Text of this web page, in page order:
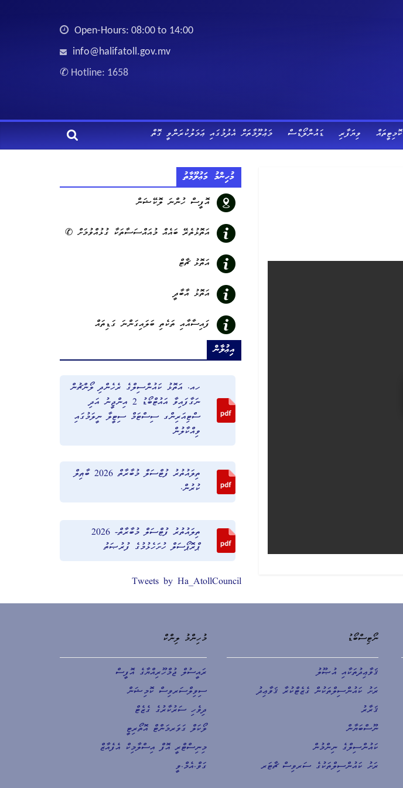
Open-Hours: 08:00 to 14:00
info@halifatoll.gov.mv
✆ Hotline: 1658
ކޮމިޓީތައް ވިޔަފާރި ޑައުންލޯޑްސް މަޢުލޫމާތަށް އެދުމުގައި ޢަމަލުކުރަންވީ ގޮތް
މުހިންމު މަޢުލޫމާތު
އޮފީސް ހުންނަ ލޮކޭޝަން
އަތޮޅުތެރޭ ބައެއް މުއައްސަސާތަކާ ގުޅުއްވުމަށް ✆
އަތޮޅު ޗާޓް
އަތޮޅު އާބާދީ
ފައިސާއާއި ތަކެތި ބަލައިގަންނަ ގަޑިތައް
އިޢުލާން
ހއ. އަތޮޅު ކައުންސިލްގެ ރެހެންދި ލޯންޗުން
ނަގާފައިވާ އައުޓްބޯޑު 2 އިންޖީނު އަދި
ސްޓިއަރިންގ ސިސްޓަމް ސިޓީލާ ނީލަމުގައި
ވިއްކާލުން
ތިލައުތުރު ފުޓްސަލް މުބާރާތް 2026 ބާޠިލް
ކުރުން.
ތިލައުތުރު ފުޓްސަލް މުބާރާތް- 2026
ޕްރޮޕޯސަލް ހުށަހެޅުމުގެ ފުރުޞަތު
Tweets by Ha_AtollCouncil
މުހިންމު ލިންކް
ރައީސުލް ޖުމްހޫރިއްޔާގެ އޮފީސް
ސިވިލްސަރވިސް ކޮމިޝަން
ދިވެހި ސަރުކާރުގެ ގެޒެޓް
ލޯކަލް ގަވަރމަންޓް އޮތޯރިޓީ
މިނިސްޓްރީ އޮފް އިސްލާމިކް އެފެއާޒް
ގަވް.އެމް.ވީ
ނޯޓިސްބޯޑު
ޤަވާޢިދުތަކާއި އުޞޫލު
ރަށު ކައުންސިލްތަކުން ގެޒެޓްކުރާ ޤަވާޢިދު
ޤަރާރު
ނޫސްބަޔާން
ކައުންސިލްގެ ނިންމުން
ރަށު ކައުންސިލްތަކުގެ ސަރވިސް ޗާޓަރ